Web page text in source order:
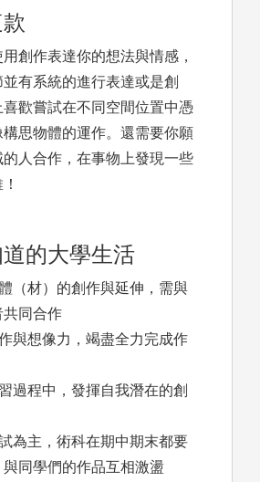
創作表達你的想法與情感，
有系統的進行表達或是創
歡嘗試在不同空間位置中憑
思物體的運作。還需要你願
人合作，在事物上發現一些
的大學生活
（材）的創作與延伸，需與
共同合作
與想像力，竭盡全力完成作
過程中，發揮自我潛在的創
為主，術科在期中期末都要
同學們的作品互相激盪